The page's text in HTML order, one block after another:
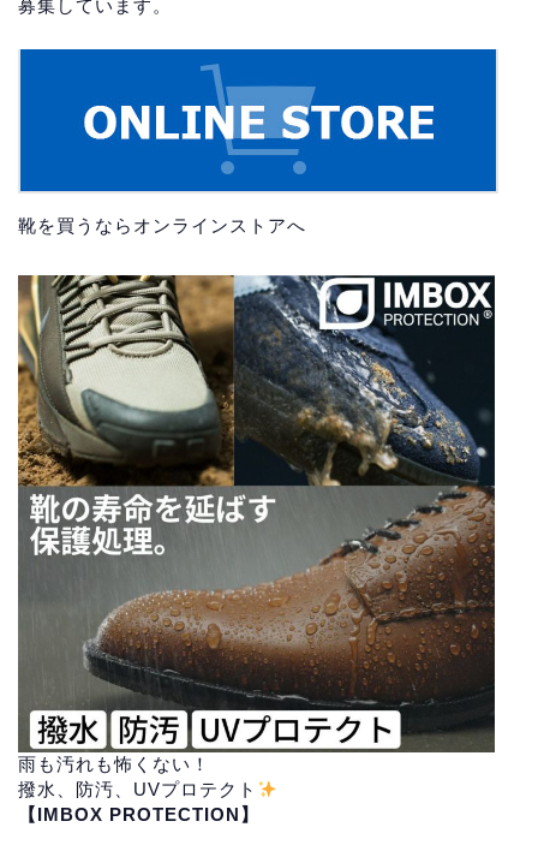
募集しています。
靴を買うならオンラインストアへ
雨も汚れも怖くない！
撥水、防汚、UVプロテクト
【IMBOX PROTECTION】